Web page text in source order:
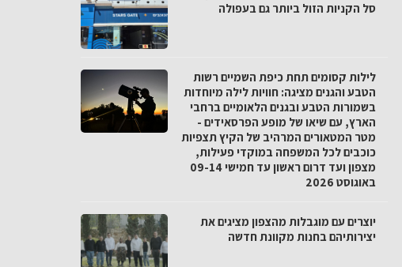
סל הקניות הזול ביותר גם בעפולה
לילות קסומים תחת כיפת השמיים רשות
הטבע והגנים מציגה: חוויות לילה מיוחדות
בשמורות הטבע ובגנים הלאומיים ברחבי
הארץ, עם שיאו של מופע הפרסאידים -
מטר המטאורים המרהיב של הקיץ תצפיות
כוכבים לכל המשפחה במוקדי פעילות,
מצפון ועד דרום ראשון עד חמישי 09-14
באוגוסט 2026
יוצרים עם מוגבלות מהצפון מציגים את
יצירותיהם בחנות מקוונת חדשה